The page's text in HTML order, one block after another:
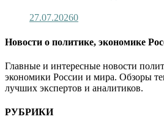
27.07.20260
Новости о политике, экономике
Главные и интересные новости
экономики России и мира. Обзоры
лучших экспертов и аналитиков.
РУБРИКИ